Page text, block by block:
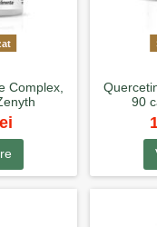
Complex,
90